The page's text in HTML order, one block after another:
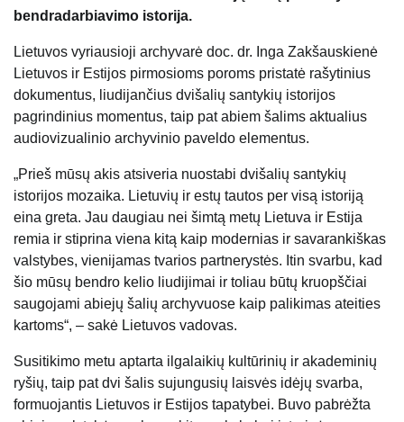
bendradarbiavimo istorija.
Lietuvos vyriausioji archyvarė doc. dr. Inga Zakšauskienė
Lietuvos ir Estijos pirmosioms poroms pristatė rašytinius
dokumentus, liudijančius dvišalių santykių istorijos
pagrindinius momentus, taip pat abiem šalims aktualius
audiovizualinio archyvinio paveldo elementus.
„Prieš mūsų akis atsiveria nuostabi dvišalių santykių
istorijos mozaika. Lietuvių ir estų tautos per visą istoriją
eina greta. Jau daugiau nei šimtą metų Lietuva ir Estija
remia ir stiprina viena kitą kaip modernias ir savarankiškas
valstybes, vienijamas tvarios partnerystės. Itin svarbu, kad
šio mūsų bendro kelio liudijimai ir toliau būtų kruopščiai
saugojami abiejų šalių archyvuose kaip palikimas ateities
kartoms“, – sakė Lietuvos vadovas.
Susitikimo metu aptarta ilgalaikių kultūrinių ir akademinių
ryšių, taip pat dvi šalis sujungusių laisvės idėjų svarba,
formuojantis Lietuvos ir Estijos tapatybei. Buvo pabrėžta